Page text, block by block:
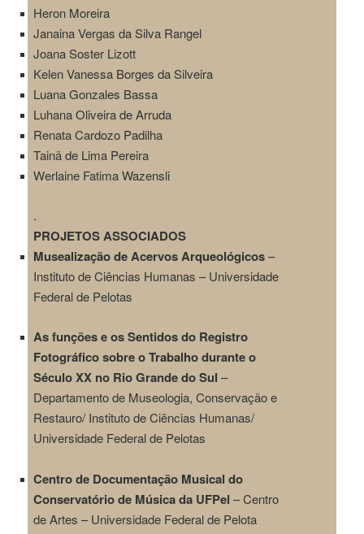
Heron Moreira
Janaina Vergas da Silva Rangel
Joana Soster Lizott
Kelen Vanessa Borges da Silveira
Luana Gonzales Bassa
Luhana Oliveira de Arruda
Renata Cardozo Padilha
Tainã de Lima Pereira
Werlaine Fatima Wazensli
.
PROJETOS ASSOCIADOS
Musealização de Acervos Arqueológicos–
Instituto de Ciências Humanas – Universidade
Federal de Pelotas
As funções e os Sentidos do Registro
Fotográfico sobre o Trabalho durante o
SéculoXX no Rio Grande do Sul –
Departamento de Museologia, Conservação e
Restauro/ Instituto de Ciências Humanas/
Universidade Federal de Pelotas
Centro de Documentação Musical do
Conservatório de Música da UFPel – Centro
deArtes – Universidade Federal de Pelota